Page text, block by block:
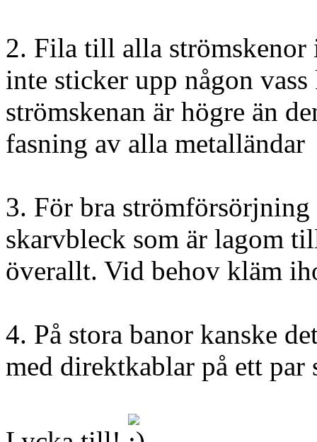
2. Fila till alla strömskenor
inte sticker upp någon
strömskenan är högre än
fasning av alla metalländar
3. För bra
skarvbleck som är lagom
överallt. Vid behov kläm
4. På stora banor kanske
med direktkablar på ett par